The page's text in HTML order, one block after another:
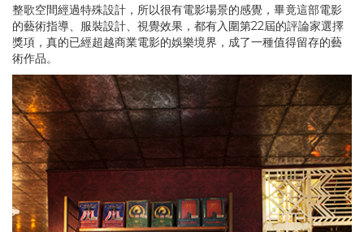
整歌空間經過特殊設計，所以很有電影場景的感覺，畢竟這部電影
的藝術指導、服裝設計、視覺效果，都有入圍第22屆的評論家選擇
獎項，真的已經超越商業電影的娛樂境界，成了一種值得留存的藝
術作品。